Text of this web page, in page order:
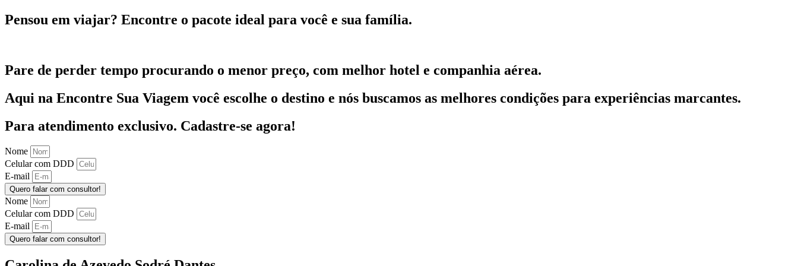
Pensou em viajar? Encontre o pacote ideal para você e sua família.
Pare de perder tempo procurando o menor preço, com melhor hotel e companhia aérea.
Aqui na Encontre Sua Viagem você escolhe o destino e nós buscamos as melhores condições para experiências marcantes.
Para atendimento exclusivo. Cadastre-se agora!
Nome
Celular com DDD
E-mail
Quero falar com consultor!
Nome
Celular com DDD
E-mail
Quero falar com consultor!